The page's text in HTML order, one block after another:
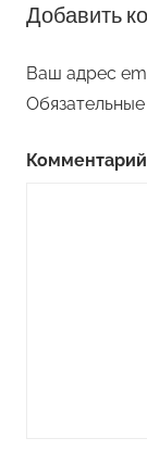
Добавить
Ваш адрес
Комментарий